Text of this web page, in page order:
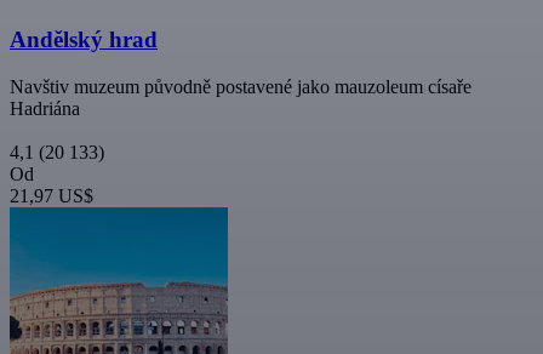
Andělský hrad
Navštiv muzeum původně postavené jako mauzoleum císaře
Hadriána
4,1 (20 133)
Od
21,97 US$